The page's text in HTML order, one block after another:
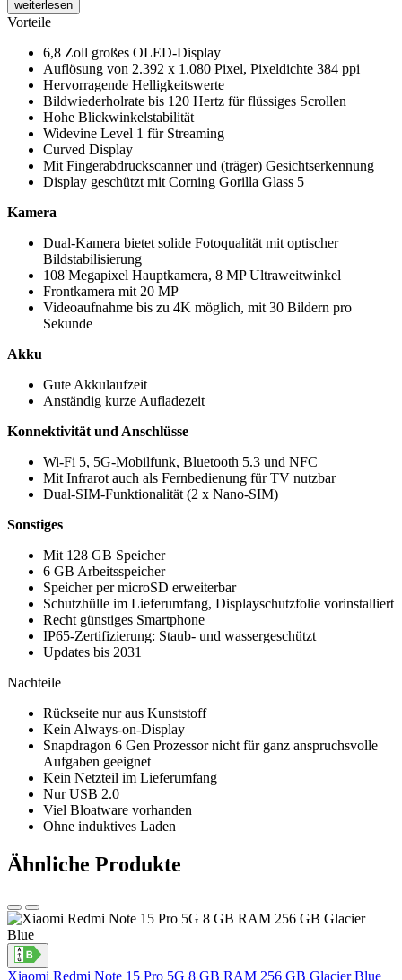
weiterlesen
Vorteile
6,8 Zoll großes OLED-Display
Auflösung von 2.392 x 1.080 Pixel, Pixeldichte 384 ppi
Hervorragende Helligkeitswerte
Bildwiederholrate bis 120 Hertz für flüssiges Scrollen
Hohe Blickwinkelstabilität
Widevine Level 1 für Streaming
Curved Display
Mit Fingerabdruckscanner und (träger) Gesichtserkennung
Display geschützt mit Corning Gorilla Glass 5
Kamera
Dual-Kamera bietet solide Fotoqualität mit optischer
Bildstabilisierung
108 Megapixel Hauptkamera, 8 MP Ultraweitwinkel
Frontkamera mit 20 MP
Videoaufnahme bis zu 4K möglich, mit 30 Bildern pro
Sekunde
Akku
Gute Akkulaufzeit
Anständig kurze Aufladezeit
Konnektivität und Anschlüsse
Wi-Fi 5, 5G-Mobilfunk, Bluetooth 5.3 und NFC
Mit Infrarot auch als Fernbedienung für TV nutzbar
Dual-SIM-Funktionalität (2 x Nano-SIM)
Sonstiges
Mit 128 GB Speicher
6 GB Arbeitsspeicher
Speicher per microSD erweiterbar
Schutzhülle im Lieferumfang, Displayschutzfolie vorinstalliert
Recht günstiges Smartphone
IP65-Zertifizierung: Staub- und wassergeschützt
Updates bis 2031
Nachteile
Rückseite nur aus Kunststoff
Kein Always-on-Display
Snapdragon 6 Gen Prozessor nicht für ganz anspruchsvolle
Aufgaben geeignet
Kein Netzteil im Lieferumfang
Nur USB 2.0
Viel Bloatware vorhanden
Ohne induktives Laden
Ähnliche Produkte
Xiaomi Redmi Note 15 Pro 5G 8 GB RAM 256 GB Glacier Blue